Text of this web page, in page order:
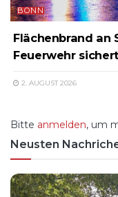
BONN
Flächenbrand an
Feuerwehr
2. AUGUST 2026
Bitte anmelden, um
Neusten